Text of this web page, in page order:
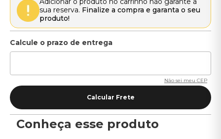
sua reserva. Finalize a compra e garanta o seu
produto!
Não sei meu CEP
Conheça esse produto